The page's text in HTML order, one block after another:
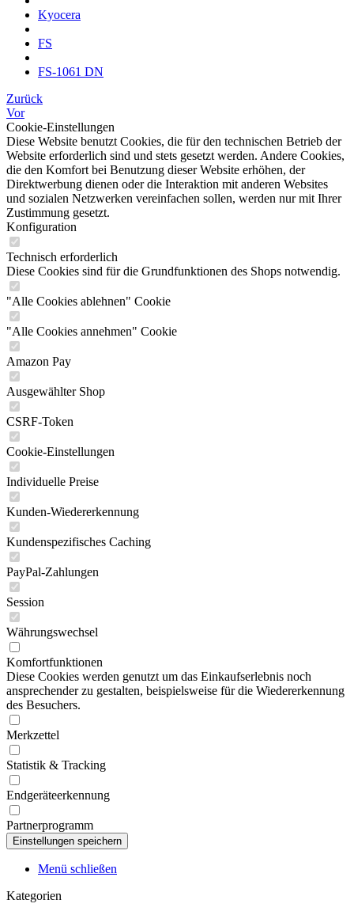
Kyocera
FS
FS-1061 DN
Zurück
Vor
Cookie-Einstellungen
Diese Website benutzt Cookies, die für den technischen Betrieb der
Website erforderlich sind und stets gesetzt werden. Andere Cookies,
die den Komfort bei Benutzung dieser Website erhöhen, der
Direktwerbung dienen oder die Interaktion mit anderen Websites
und sozialen Netzwerken vereinfachen sollen, werden nur mit Ihrer
Zustimmung gesetzt.
Konfiguration
Technisch erforderlich
Diese Cookies sind für die Grundfunktionen des Shops notwendig.
"Alle Cookies ablehnen" Cookie
"Alle Cookies annehmen" Cookie
Amazon Pay
Ausgewählter Shop
CSRF-Token
Cookie-Einstellungen
Individuelle Preise
Kunden-Wiedererkennung
Kundenspezifisches Caching
PayPal-Zahlungen
Session
Währungswechsel
Komfortfunktionen
Diese Cookies werden genutzt um das Einkaufserlebnis noch
ansprechender zu gestalten, beispielsweise für die Wiedererkennung
des Besuchers.
Merkzettel
Statistik & Tracking
Endgeräteerkennung
Partnerprogramm
Menü schließen
Kategorien